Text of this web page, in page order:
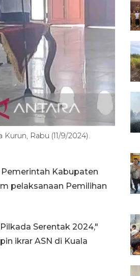
Rabu (11/9/2024).
Pemerintah Kabupaten
pelaksanaan Pemilihan
Serentak 2024,"
ikrar ASN di Kuala